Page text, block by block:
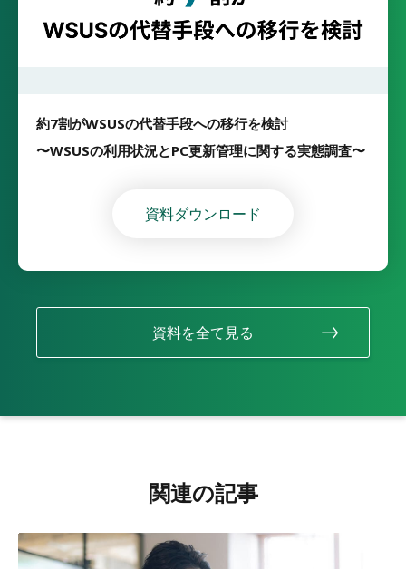
約7割がWSUSの代替手段への移行を検討
〜WSUSの利用状況とPC更新管理に関する実態調査〜
資料ダウンロード
資料を全て見る
関連の記事